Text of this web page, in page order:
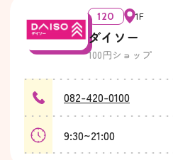
120 1F
ダイソー
100円ショップ
082-420-0100
9:30~21:00